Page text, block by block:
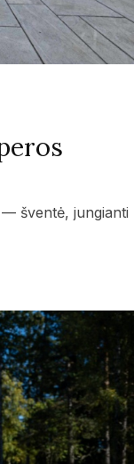
šventė, jungianti